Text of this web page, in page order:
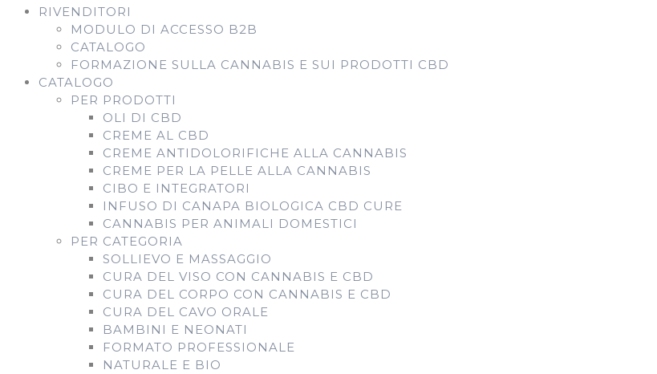
RIVENDITORI
MODULO DI ACCESSO B2B
CATALOGO
FORMAZIONE SULLA CANNABIS E SUI PRODOTTI CBD
CATALOGO
PER PRODOTTI
OLI DI CBD
CREME AL CBD
CREME ANTIDOLORIFICHE ALLA CANNABIS
CREME PER LA PELLE ALLA CANNABIS
CIBO E INTEGRATORI
INFUSO DI CANAPA BIOLOGICA CBD CURE
CANNABIS PER ANIMALI DOMESTICI
PER CATEGORIA
SOLLIEVO E MASSAGGIO
CURA DEL VISO CON CANNABIS E CBD
CURA DEL CORPO CON CANNABIS E CBD
CURA DEL CAVO ORALE
BAMBINI E NEONATI
FORMATO PROFESSIONALE
NATURALE E BIO